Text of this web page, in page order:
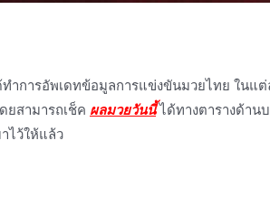
ำการอัพเดทข้อมูลการแข่งขันมวยไทย ในแ
สามารถเช็ค ผลมวยวันนี้ได้ทางตารางด้าน
ไว้ให้แล้ว